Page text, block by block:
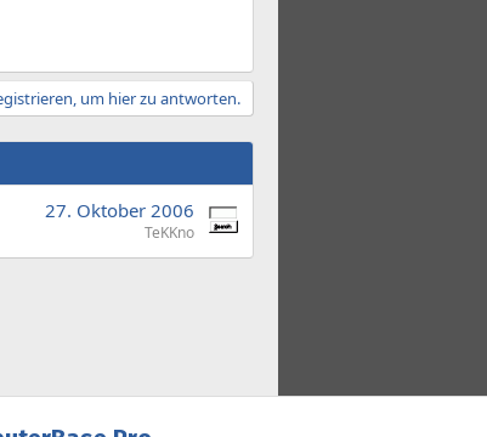
um hier zu antworten.
27. Oktober 2006
TeKKno